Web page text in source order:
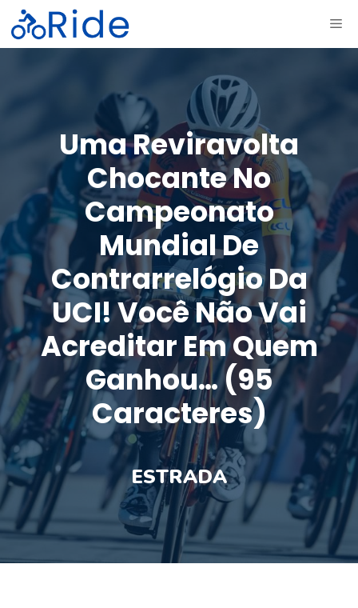
Saltar
para
o
Uma Reviravolta
Chocante No
Campeonato
Mundial De
Contrarrelógio Da
UCI! Você Não Vai
Acreditar Em Quem
Ganhou… (95
Caracteres)
ESTRADA